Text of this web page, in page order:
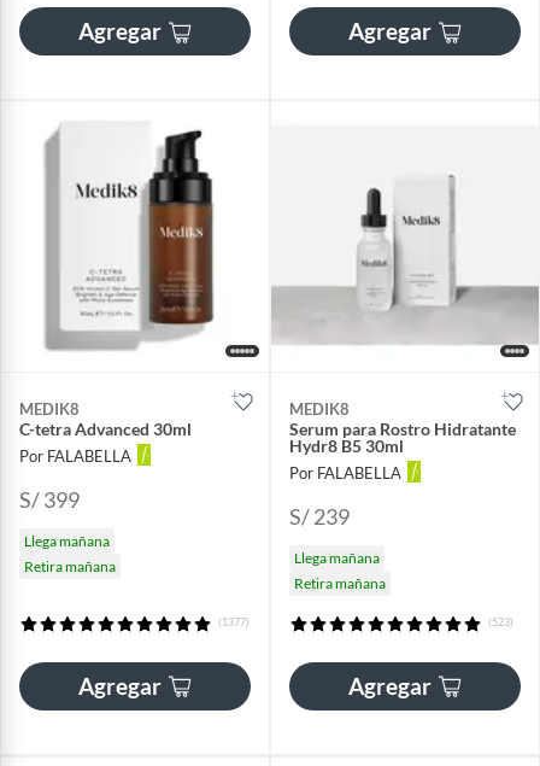
Agregar Agregar
MEDIK8
C-tetra Advanced 30ml
Por FALABELLA
S/ 399
Llega mañana
Retira mañana
(1377)
Agregar
MEDIK8
Serum para Rostro Hidratante
Hydr8 B5 30ml
Por FALABELLA
S/ 239
Llega mañana
Retira mañana
(523)
Agregar